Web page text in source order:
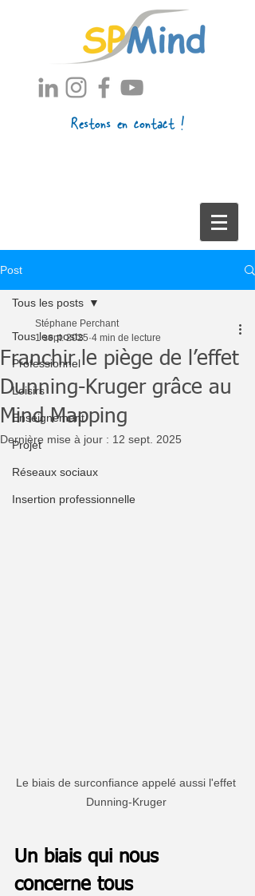
Restons en contact !
Post
Tous les posts
Professionnel
Loisirs
Enseignement
Projet
Réseaux sociaux
Insertion professionnelle
Tous les posts
Franchir le piège de l’effet
Dunning-Kruger grâce au
Mind Mapping
Stéphane Perchant
1 sept. 2025 4 min de lecture
Dernière mise à jour : 12 sept. 2025
Le biais de surconfiance appelé aussi l'effet
Dunning-Kruger
Un biais qui nous
concerne tous